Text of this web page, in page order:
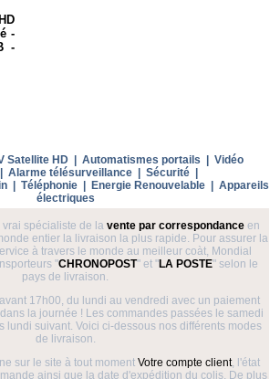
-
-
Satellite HD| Automatismes portails
Vidéo
Alarme télésurveillance| Sécurité|
| Téléphonie| Energie Renouvelable| Appareils
électriques
spécialiste de la vente par correspondanceen
entier la livraison la plus rapide. Pour assurer la
à travers le monde au meilleur coàt, Mondial
"CHRONOPOST" et "LA POSTE" selon le
pays de livraison.
17h00, du lundi au vendredi avec un paiement
la journée ! Les commandes passées le samedi
lundi suivant. Voici ci-dessous nos différents modes
de livraison.
sur le site à tout momentVotre compte client, l'état
ainsi que la date d'expédition du colis. De plus